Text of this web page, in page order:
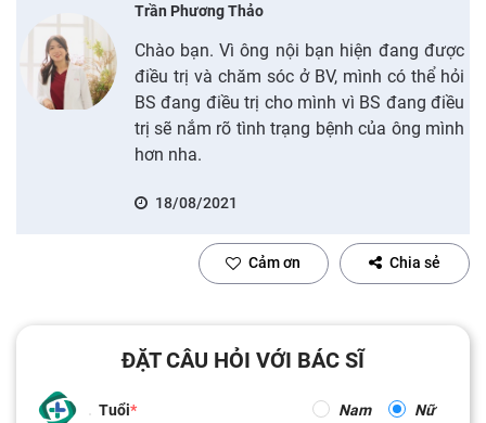
Trần Phương Thảo
Chào bạn. Vì ông nội bạn hiện đang được
điều trị và chăm sóc ở BV, mình có thể hỏi
BS đang điều trị cho mình vì BS đang điều
trị sẽ nắm rõ tình trạng bệnh của ông mình
hơn nha.
18/08/2021
Cảm ơn Chia sẻ
ĐẶT CÂU HỎI VỚI BÁC SĨ
Tuổi Nam Nữ